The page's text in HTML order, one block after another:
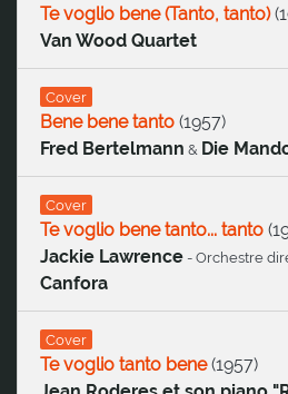
Te voglio bene (Tanto, tanto)(
Van Wood Quartet
Cover
Bene bene tanto (1957)
Fred Bertelmann & Die
Cover
Te voglio bene tanto... tanto (
Jackie Lawrence - Orchestre
Canfora
Cover
Te voglio tanto bene(1957)